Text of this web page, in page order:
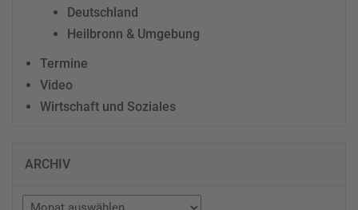
Deutschland
Heilbronn & Umgebung
Termine
Video
Wirtschaft und Soziales
ARCHIV
Archiv